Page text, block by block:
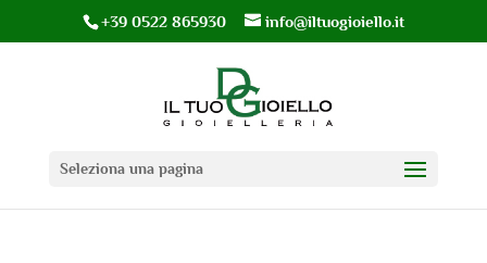
+39 0522 865930 info@iltuogioiello.it
Seleziona una pagina